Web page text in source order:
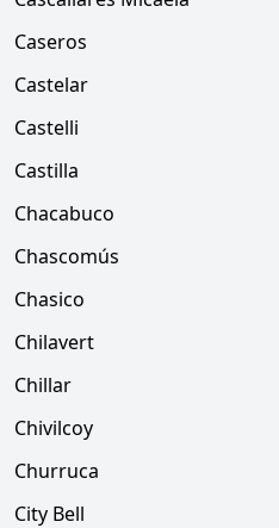
Caseros
Castelar
Castelli
Castilla
Chacabuco
Chascomús
Chasico
Chilavert
Chillar
Chivilcoy
Churruca
City Bell